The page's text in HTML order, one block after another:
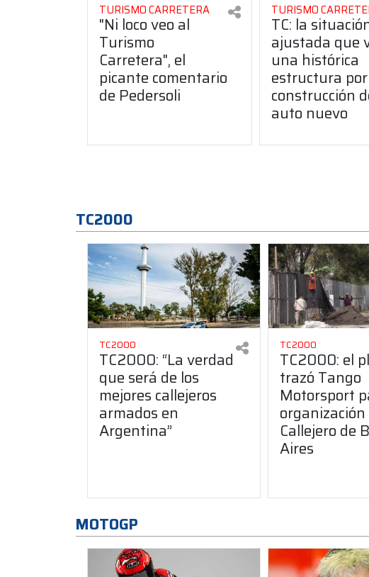
TURISMO CARRETERA
"Ni loco veo al
Turismo
Carretera", el
picante comentario
de Pedersoli
TURISMO
TC: la
ajustada que
una histórica
estructura
construcción
auto nuevo
TC2000
TC2000
TC2000: “La verdad
que será de los
mejores callejeros
armados en
Argentina”
TC2000
TC2000: el
trazó Tango
Motorsport
organización
Callejero de
Aires
MOTOGP